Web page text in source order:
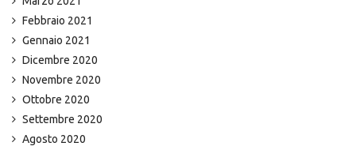
Febbraio 2021
Gennaio 2021
Dicembre 2020
Novembre 2020
Ottobre 2020
Settembre 2020
Agosto 2020